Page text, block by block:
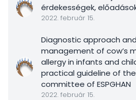
érdekességek,
2022. február 15.
Diagnostic approach and
management of cow’s
allergy in infants and
practical guideline of
committee of ESPGHAN
2022. február 15.